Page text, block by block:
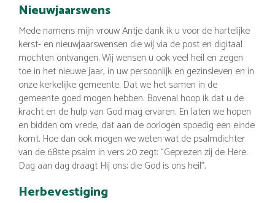
Nieuwjaarswens
Mede namens mijn vrouw Antje dank ik u voor de hartelijke
kerst- en nieuwjaarswensen die wij via de post en digitaal
mochten ontvangen. Wij wensen u ook veel heil en zegen
toe in het nieuwe jaar, in uw persoonlijk en gezinsleven en in
onze kerkelijke gemeente. Dat we het samen in de
gemeente goed mogen hebben. Bovenal hoop ik dat u de
kracht en de hulp van God mag ervaren. En laten we hopen
en bidden om vrede, dat aan de oorlogen spoedig een einde
komt. Hoe dan ook mogen we weten wat de psalmdichter
van de 68ste psalm in vers 20 zegt: “Geprezen zij de Here.
Dag aan dag draagt Hij ons; die God is ons heil”.
Herbevestiging